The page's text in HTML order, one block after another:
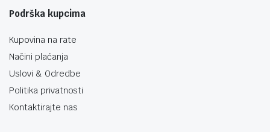
Podrška kupcima
Kupovina na rate
Načini plaćanja
Uslovi & Odredbe
Politika privatnosti
Kontaktirajte nas